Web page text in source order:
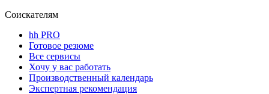
Соискателям
hh PRO
Готовое резюме
Все сервисы
Хочу у вас работать
Производственный календарь
Экспертная рекомендация